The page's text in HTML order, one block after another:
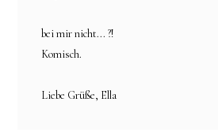
bei mir nicht... ?!
Komisch.
Liebe Grüße, Ella